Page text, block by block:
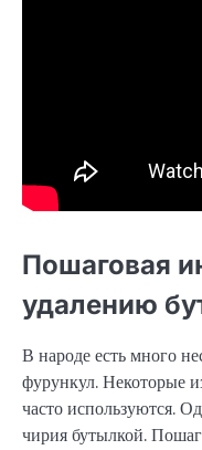
Пошаговая
удалению
В народе есть много
фурункул. Некоторые
часто используются.
чирия бутылкой.